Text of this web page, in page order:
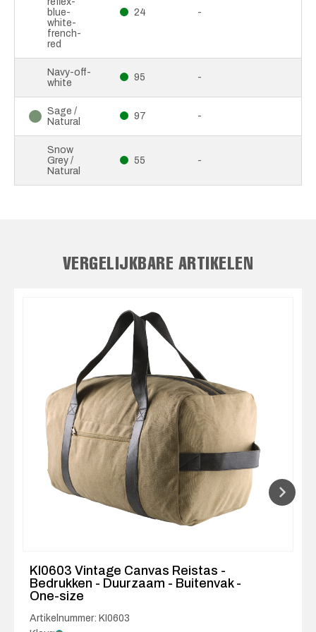
blue-
white-
french-
red
24 -
Navy-off-
white
95 -
Sage /
Natural
97 -
Snow
Grey /
Natural
55 -
VERGELIJKBARE ARTIKELEN
KI0603 Vintage Canvas Reistas -
Bedrukken - Duurzaam - Buitenvak -
One-size
Artikelnummer: KI0603